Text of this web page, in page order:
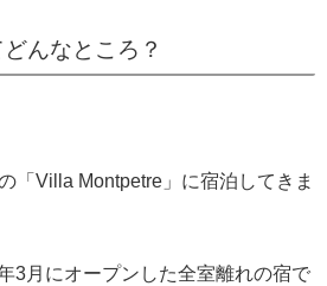
んなところ？
「Villa Montpetre」に宿泊してきま
3月にオープンした全室離れの宿で